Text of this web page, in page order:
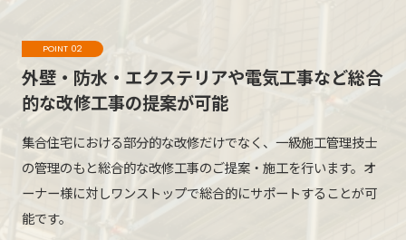
POINT 02
外壁・防水・エクステリアや電気工事など総合
的な改修工事の提案が可能
集合住宅における部分的な改修だけでなく、一級施工管理技士
の管理のもと総合的な改修工事のご提案・施工を行います。オ
ーナー様に対しワンストップで総合的にサポートすることが可
能です。